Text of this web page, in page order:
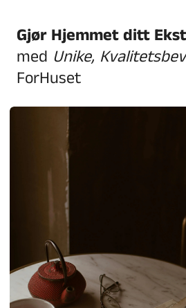
Gjør Hjemmet ditt
med Unike,
ForHuset